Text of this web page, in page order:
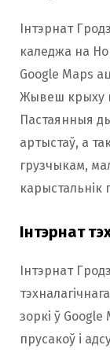
Інтэрнат
каледжа на
Google Maps
Жывеш крыху
Пастаянныя
артыстаў, а
грузчыкам,
Інтэрнат
Інтэрнат
зоркі ў
прусакоў і